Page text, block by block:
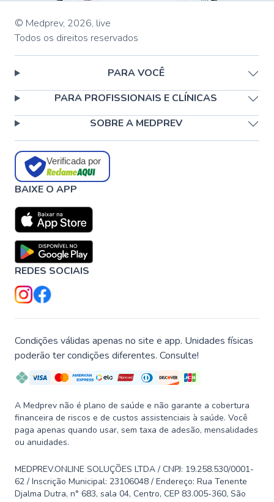
© Medprev, 2026, live
Todos os direitos reservados
PARA VOCÊ
PARA PROFISSIONAIS E CLÍNICAS
SOBRE A MEDPREV
Verificada por
BAIXE O APP
REDES SOCIAIS
Condições válidas apenas no site e app. Unidades físicas
poderão ter condições diferentes. Consulte!
A Medprev não é plano de saúde e não garante a cobertura
financeira de riscos e de custos assistenciais à saúde. Você
paga apenas quando usar, sem taxa de adesão, mensalidades
ou anuidades.
MEDPREV.ONLINE SOLUÇÕES LTDA / CNPJ: 19.258.530/0001-
62 / Inscrição Municipal: 23106048 / Endereço: Rua Tenente
Djalma Dutra, n° 683, sala 04, Centro, CEP 83.005-360, São